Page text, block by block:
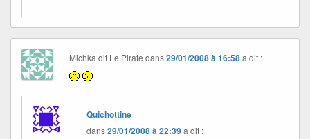
Michka dit Le Pirate dans29/01/2008 à 16:58 a dit :
Quichottine
dans29/01/2008 à 22:39a dit :